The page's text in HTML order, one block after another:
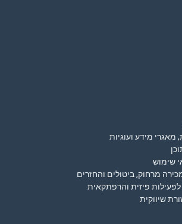
מאגרי מידע ועוגיות
שימוש
מרחוק, ביטולים והחזרים
פיזית והרפתקאית
שיווקית